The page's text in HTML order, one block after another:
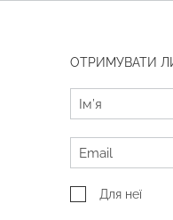
ОТРИМУВАТИ
Для неї